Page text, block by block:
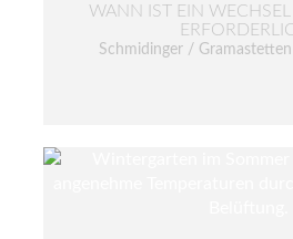
WANN IST EIN WECHSEL
Schmidinger /